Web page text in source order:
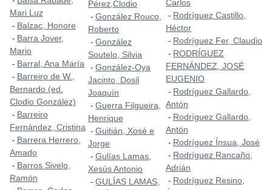
Mari Luz
- Balzac, Honore
- Barra Jover,
Mario
- Barral, Ana María
- Barreiro de W.,
Bernardo (ed.
Clodio González)
- Barreiro
Fernández, Cristina
- Barrera Herrero,
Amado
- Barros Sivelo,
Ramón
Pérez,Clodio
- González Rouco,
Roberto
- González
Soutelo, Silvia
- González-Oya
Jacinto, Dosil
Joaquín
- Guerra Filgueira,
Henrique
- Guitián, Xosé e
Jorge
- Gulías Lamas,
Xesús Antonio
- GULÍAS LAMAS,
Carlos
- Rodríguez Castillo,
Héctor
- Rodríguez Fer, Claudio
- RODRÍGUEZ
FERNÁNDEZ, JOSÉ
EUGENIO
- Rodríguez Gallardo,
Antón
- Rodríguez Gallardo,
Antón
- Rodríguez Ínsua, José
- Rodríguez Rancaño,
Adrián
- Rodríguez Resino,